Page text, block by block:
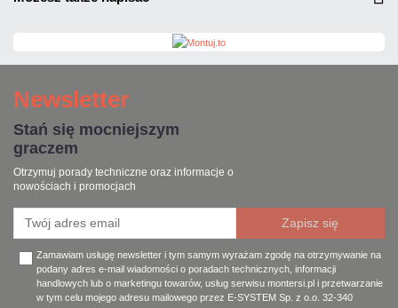
Newsletter
Stań się mocniejszym
graczem
Otrzymuj porady techniczne oraz informacje o
nowościach i promocjach
Zamawiam usługę newsletter i tym samym wyrażam zgodę na otrzymywanie na
podany adres e-mail wiadomości o poradach technicznych, informacji
handlowych lub o marketingu towarów, usług serwisu montersi.pl i przetwarzanie
w tym celu mojego adresu mailowego przez E-SYSTEM Sp. z o.o. 32-340